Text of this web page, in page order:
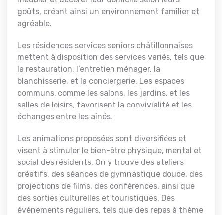
goûts, créant ainsi un environnement familier et
agréable.
Les résidences services seniors châtillonnaises
mettent à disposition des services variés, tels que
la restauration, l’entretien ménager, la
blanchisserie, et la conciergerie. Les espaces
communs, comme les salons, les jardins, et les
salles de loisirs, favorisent la convivialité et les
échanges entre les aînés.
Les animations proposées sont diversifiées et
visent à stimuler le bien-être physique, mental et
social des résidents. On y trouve des ateliers
créatifs, des séances de gymnastique douce, des
projections de films, des conférences, ainsi que
des sorties culturelles et touristiques. Des
événements réguliers, tels que des repas à thème